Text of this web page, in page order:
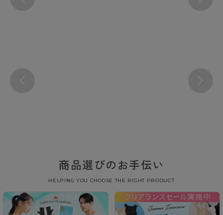
商品選びのお手伝い
HELPING YOU CHOOSE THE RIGHT PRODUCT